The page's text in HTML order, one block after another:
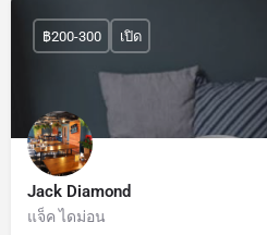
Jack Diamond
แจ็ค ไดม่อน
฿200-300 เปิด